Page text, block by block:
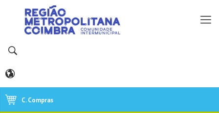
C. Compras